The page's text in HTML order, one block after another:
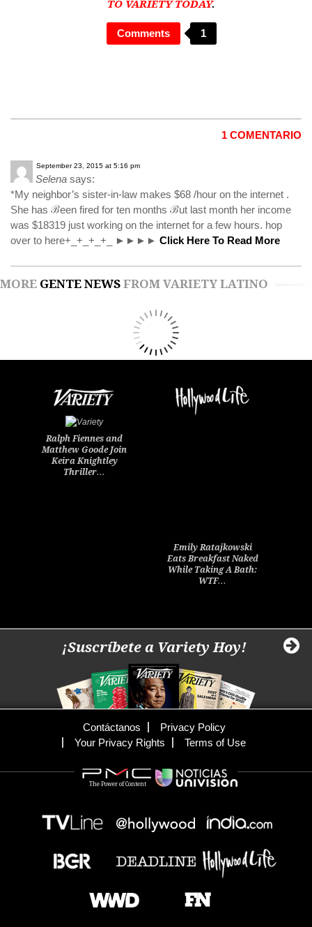
TO VARIETY TODAY.
Comments 1
1 COMENTARIO
Selena says:
September 23, 2015 at 5:16 pm
*My neighbor’s sister-in-law makes $68 /hour on the internet .
She has ℬeen fired for ten months ℬut last month her income
was $18319 just working on the internet for a few hours. hop
over to here+_+_+_+_ ►►►► Click Here To Read More
MORE GENTE NEWS FROM VARIETY LATINO
Ralph Fiennes and
Matthew Goode Join
Keira Knightley
Thriller…
Emily Ratajkowski
Eats Breakfast Naked
While Taking A Bath:
WTF…
¡Suscríbete a Variety Hoy!
Contáctanos
Privacy Policy
Your Privacy Rights
Terms of Use
The Power of Content